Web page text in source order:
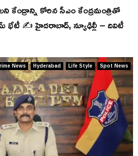
కోరిన సీఎం కేంద్రమంత్రితో
భేటీ ✍️ హైదరాబాద్, న్యూఢిల్లీ – దివిటీ
News Hyderabad Life Style
Spot News